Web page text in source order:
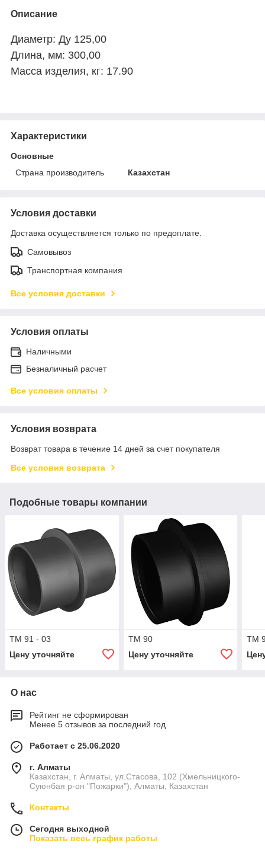
Описание
Диаметр: Ду 125,00
Длина, мм: 300,00
Масса изделия, кг: 17.90
Характеристики
Основные
Страна производитель
Казахстан
Условия доставки
Доставка осуществляется только по предоплате.
Самовывоз
Транспортная компания
Все условия доставки
Условия оплаты
Наличными
Безналичный расчет
Все условия оплаты
Условия возврата
Возврат товара в течение 14 дней за счет покупателя
Все условия возврата
Подобные товары компании
ТМ 91 - 03
Цену уточняйте
ТМ 90
Цену уточняйте
ТМ
О нас
Рейтинг не сформирован
Менее 5 отзывов за последний год
Работает с 25.06.2020
г. Алматы
Казахстан, г. Алматы, ул.Стасова, 102 (Хмельницкого-
Суюнбая р-он "Пожарки"), Алматы, Казахстан
Контакты
Сегодня выходной
Показать весь график работы